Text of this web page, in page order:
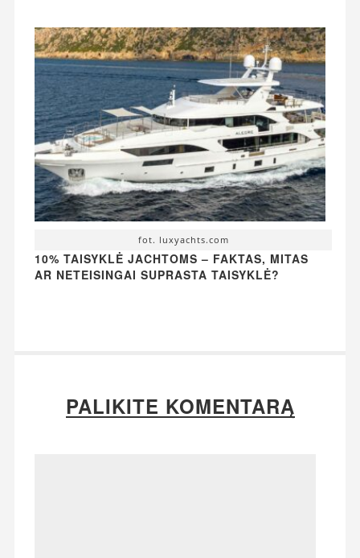
fot. luxyachts.com
10% TAISYKLĖ JACHTOMS – FAKTAS, MITAS
AR NETEISINGAI SUPRASTA TAISYKLĖ?
PALIKITE KOMENTARĄ